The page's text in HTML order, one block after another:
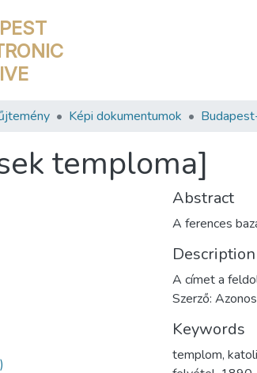
Képi dokumentumok
temploma]
Abstract
A ferences
Description
A címet a
Szerző:
Keywords
templom,